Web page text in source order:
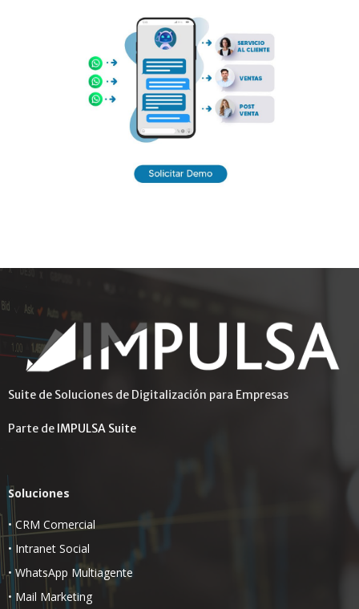
Suite de Soluciones de Digitalización para Empresas
Parte de IMPULSA Suite
Soluciones
•CRM Comercial
• Intranet Social
• WhatsApp Multiagente
• Mail Marketing